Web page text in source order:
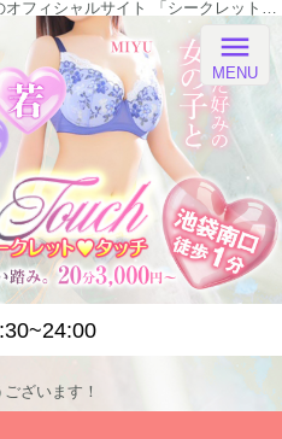
写メ日記 | 【シークレットタッチ】のオフィシャルサイト 「シークレットタッチ」
menu
MENU
ざいます！